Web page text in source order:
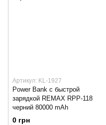
Артикул: KL-1927
Power Bank с быстрой
зарядкой REMAX RPP-118
черний 80000 mAh
0 грн